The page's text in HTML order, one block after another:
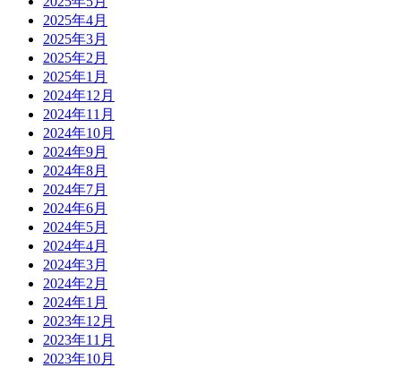
2025年4月
2025年3月
2025年2月
2025年1月
2024年12月
2024年11月
2024年10月
2024年9月
2024年8月
2024年7月
2024年6月
2024年5月
2024年4月
2024年3月
2024年2月
2024年1月
2023年12月
2023年11月
2023年10月